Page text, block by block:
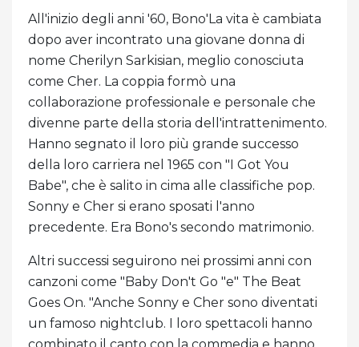
All'inizio degli anni '60, Bono'La vita è cambiata
dopo aver incontrato una giovane donna di
nome Cherilyn Sarkisian, meglio conosciuta
come Cher. La coppia formò una
collaborazione professionale e personale che
divenne parte della storia dell'intrattenimento.
Hanno segnato il loro più grande successo
della loro carriera nel 1965 con "I Got You
Babe", che è salito in cima alle classifiche pop.
Sonny e Cher si erano sposati l'anno
precedente. Era Bono's secondo matrimonio.
Altri successi seguirono nei prossimi anni con
canzoni come "Baby Don't Go "e" The Beat
Goes On. "Anche Sonny e Cher sono diventati
un famoso nightclub. I loro spettacoli hanno